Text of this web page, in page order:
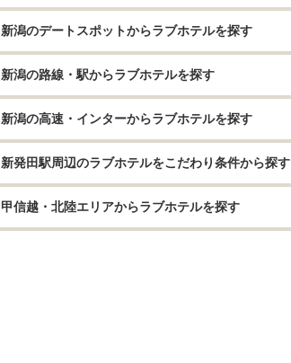
新潟のデートスポットからラブホテルを探す
新潟の路線・駅からラブホテルを探す
新潟の高速・インターからラブホテルを探す
新発田駅周辺のラブホテルをこだわり条件から探す
甲信越・北陸エリアからラブホテルを探す